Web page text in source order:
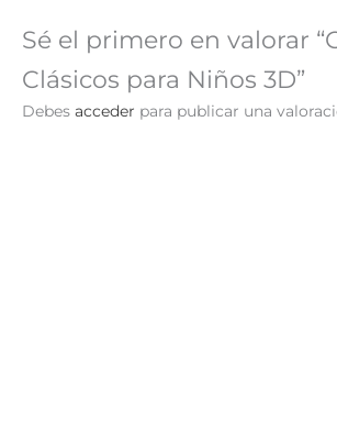
Sé el primero en valorar
Clásicos para Niños 3D”
Debes acceder para publicar una